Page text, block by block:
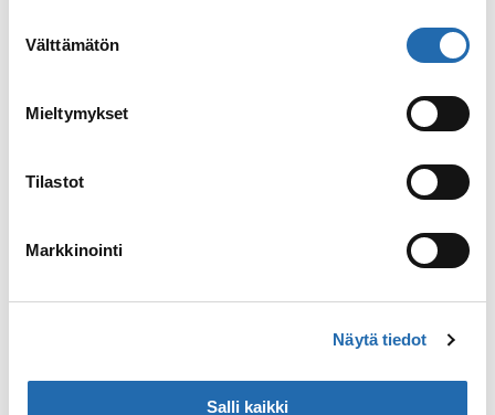
valinta
Välttämätön
Mieltymykset
Tilastot
Markkinointi
Näytä tiedot
Salli kaikki
: Royal Caribbean sitoutunut kestävään
1.10.2019 Uutiset
uudistetaan 110 miljoonalla